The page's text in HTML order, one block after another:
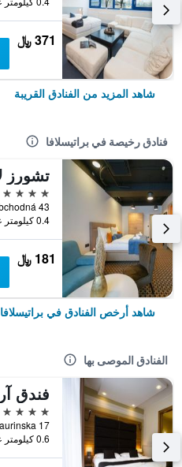
371 ﷼
شاهد المزيد من الفنادق القريبة
فنادق رخيصة في براتيسلافا
5 نجوم
0.4 كيلومتر عن وسط المدينة
181 ﷼
شاهد أرخص الفنادق في براتيسلافا
الفنادق الموصى بها
4 نجوم
0.6 كيلومتر عن وسط المدينة